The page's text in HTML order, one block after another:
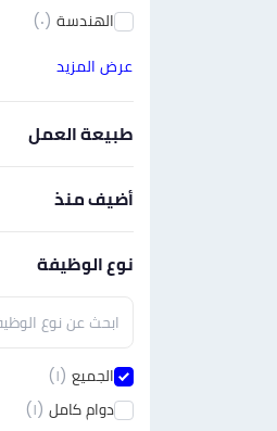
الهندسة (٠)
عرض المزيد
طبيعة العمل
أضيف منذ
نوع الوظيفة
الجميع (١)
دوام كامل (١)